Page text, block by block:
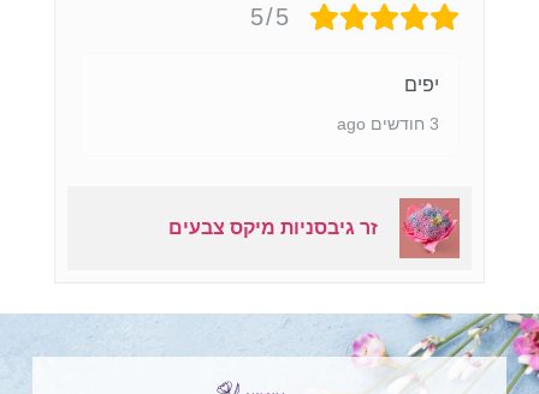
5/5
זר גיבסניות מיקס צבעים